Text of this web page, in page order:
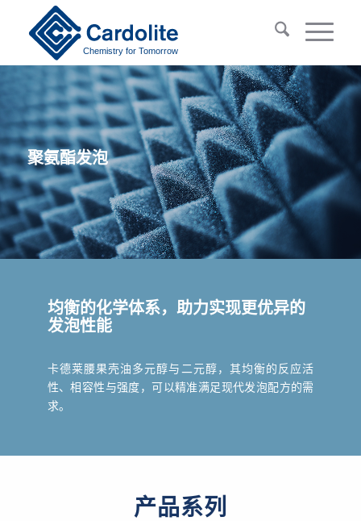
Chemistry for Tomorrow
聚氨酯发泡
均衡的化学体系，助力实现更优异的
发泡性能
卡德莱腰果壳油多元醇与二元醇，其均衡的反应活
性、相容性与强度，可以精准满足现代发泡配方的需
求。
产品系列